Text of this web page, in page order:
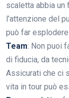
scaletta abbia un
l’attenzione del
può far esplodere
Team: Non puoi
di fiducia, da
Assicurati che ci
vita in tour può